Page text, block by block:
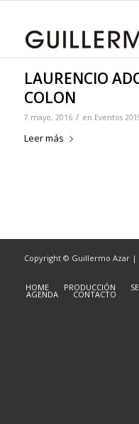
LAURENCIO
COLON
7 mayo, 2016 / en Eventos
Leer más
Copyright © Guillermo Azar |
HOME PRODUCCIÓN
AGENDA CONTACTO